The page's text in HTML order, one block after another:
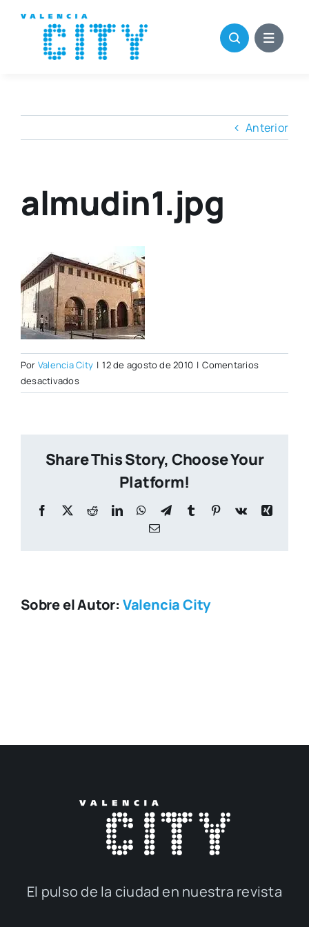
contenido
Anterior
almudin1.jpg
Por Valencia City | 12 de agosto de 2010 | Comentarios
desactivadosen
almudin1.jpg
Share This Story, Choose Your
Platform!
Facebook
X RedditLinkedInWhatsApp
TelegramTumblr Pinterest
Vk
Xing
Correo
Sobre el Autor: Valencia City
El pul­so de la ciu­dad en nues­tra revis­ta